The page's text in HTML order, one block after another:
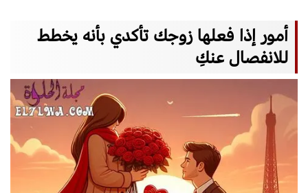
أمور إذا فعلها زوجك تأكدي بأنه يخطط
للانفصال عنكِ